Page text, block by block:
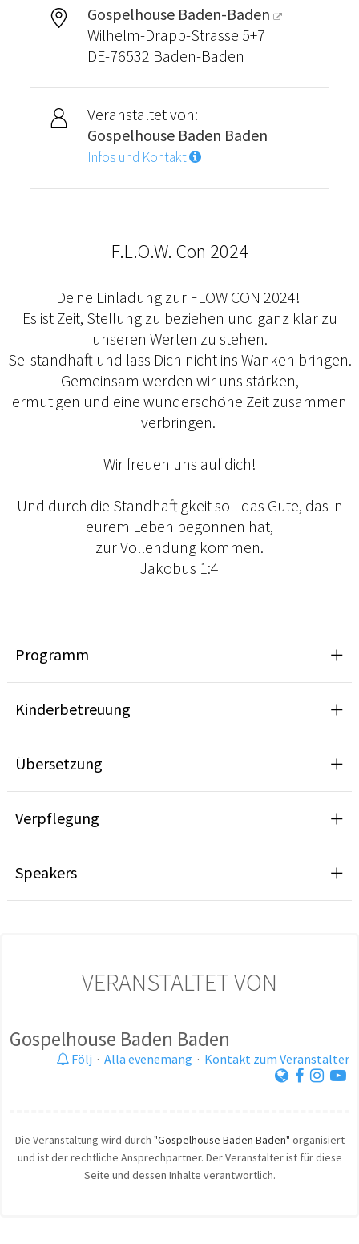
Gospelhouse Baden-Baden
Wilhelm-Drapp-Strasse 5+7
DE-76532 Baden-Baden
Veranstaltet von:
Gospelhouse Baden Baden
Infos und Kontakt
F.L.O.W. Con 2024
Deine Einladung zur FLOW CON 2024!
Es ist Zeit, Stellung zu beziehen und ganz klar zu
unseren Werten zu stehen.
Sei standhaft und lass Dich nicht ins Wanken bringen.
Gemeinsam werden wir uns stärken,
ermutigen und eine wunderschöne Zeit zusammen
verbringen.
Wir freuen uns auf dich!
Und durch die Standhaftigkeit soll das Gute, das in
eurem Leben begonnen hat,
zur Vollendung kommen.​
Jakobus 1:4
Programm
Kinderbetreuung
Übersetzung
Verpflegung
Speakers
VERANSTALTET VON
Gospelhouse Baden Baden
Följ · Alla evenemang · Kontakt zum Veranstalter
Die Veranstaltung wird durch "Gospelhouse Baden Baden" organisiert
und ist der rechtliche Ansprechpartner. Der Veranstalter ist für diese
Seite und dessen Inhalte verantwortlich.